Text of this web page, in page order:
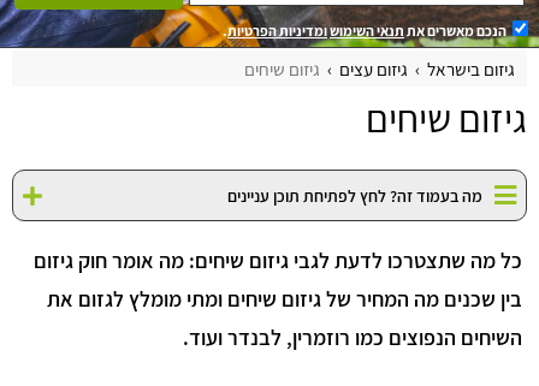
הנכם מאשרים את תנאי השימושומדיניות הפרטיות.
גיזום בישראל גיזום עצים גיזום שיחים
גיזום שיחים
מה בעמוד זה? לחץ לפתיחת תוכן עניינים
כל מה שתצטרכו לדעת לגבי גיזום שיחים: מה אומר חוק גיזום
בין שכנים מה המחיר של גיזום שיחים ומתי מומלץ לגזום את
השיחים הנפוצים כמו רוזמרין, לבנדר ועוד.